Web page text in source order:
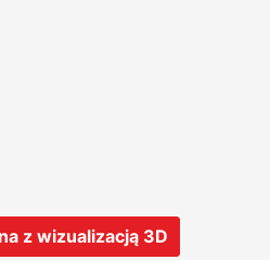
z wizualizacją 3D